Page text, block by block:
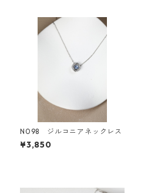
N098 ジルコニアネックレス
¥3,850